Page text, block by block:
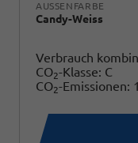
AUSSENFARBE
Candy-Weiss
Verbrauch
CO2-Klasse: C
CO2-Emissionen: